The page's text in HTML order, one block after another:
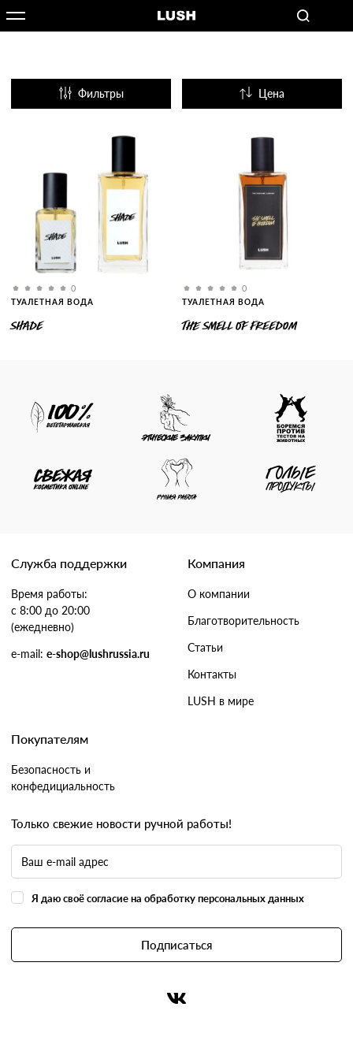
Фильтры Цена
0
ТУАЛЕТНАЯ ВОДА
SHADE
0
ТУАЛЕТНАЯ ВОДА
THE SMELL OF FREEDOM
Служба поддержки
Время работы:
с 8:00 до 20:00
(ежедневно)
e-mail: e-shop@lushrussia.ru
Компания
О компании
Благотворительность
Статьи
Контакты
LUSH в мире
Покупателям
Безопасность и
конфедициальность
Только свежие новости ручной работы!
Я даю своё согласие на обработку персональных данных
Подписаться